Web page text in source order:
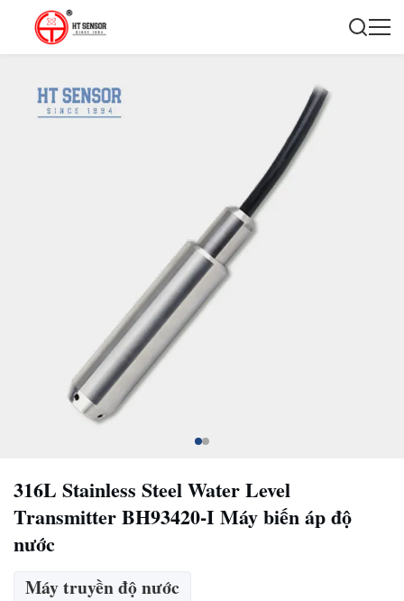
316L Stainless Steel Water Level
Transmitter BH93420-I Máy biến áp độ
nước
Máy truyền độ nước